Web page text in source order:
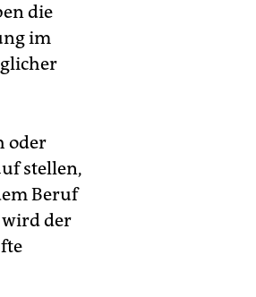
die
im
oder
stellen,
Beruf
wird der